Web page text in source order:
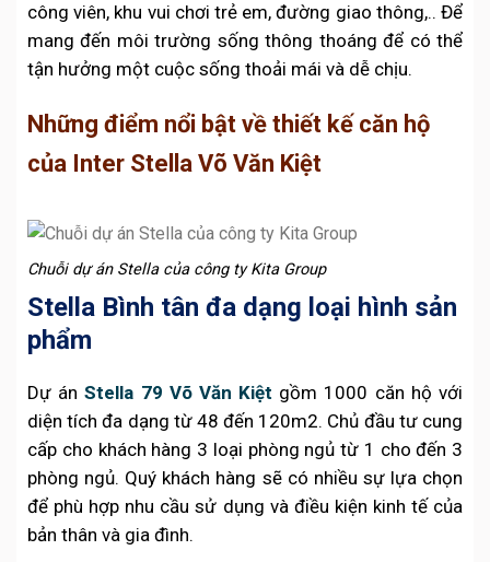
công viên, khu vui chơi trẻ em, đường giao thông,.. Để
mang đến môi trường sống thông thoáng để có thể
tận hưởng một cuộc sống thoải mái và dễ chịu.
Những điểm nổi bật về thiết kế căn hộ
của Inter Stella Võ Văn Kiệt
Chuỗi dự án Stella của công ty Kita Group
Stella Bình tân đa dạng loại hình sản
phẩm
Dự ánStella 79 Võ Văn Kiệt gồm 1000 căn hộ với
diện tích đa dạng từ 48 đến 120m2. Chủ đầu tư cung
cấp cho khách hàng 3 loại phòng ngủ từ 1 cho đến 3
phòng ngủ. Quý khách hàng sẽ có nhiều sự lựa chọn
để phù hợp nhu cầu sử dụng và điều kiện kinh tế của
bản thân và gia đình.